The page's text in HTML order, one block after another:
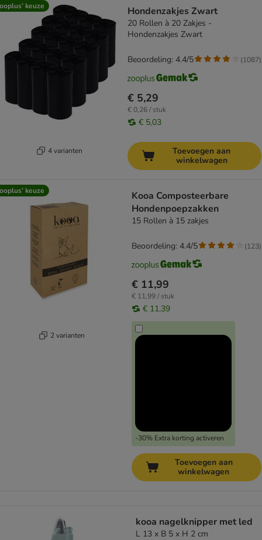
keuze
4 varianten
Hondenzakjes Zwart
20 Rollen à 20 Zakjes -
Hondenzakjes Zwart
€ 5,29
€ 0,26 / stuk
€ 5,03
Beoordeling: 4.4/5 (1087)
Toevoegen aan
winkelwagen
keuze
2 varianten
Kooa Composteerbare
Hondenpoepzakken
15 Rollen à 15 zakjes
€ 11,99
€ 11,99 / stuk
€ 11,39
-30% Extra korting activeren
Beoordeling: 4.4/5 (123)
Toevoegen aan
winkelwagen
kooa nagelknipper met led
L 13 x B 5 x H 2 cm